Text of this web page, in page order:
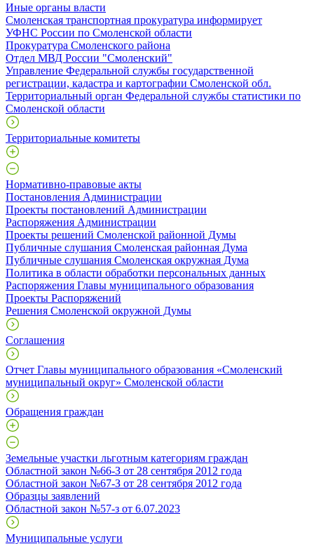
Иные органы власти
Смоленская транспортная прокуратура информирует
УФНС России по Смоленской области
Прокуратура Смоленского района
Отдел МВД России "Смоленский"
Управление Федеральной службы государственной
регистрации, кадастра и картографии Смоленской обл.
Территориальный орган Федеральной службы статистики по
Смоленской области
Территориальные комитеты
Нормативно-правовые акты
Постановления Администрации
Проекты постановлений Администрации
Распоряжения Администрации
Проекты решений Смоленской районной Думы
Публичные слушания Смоленская районная Дума
Публичные слушания Смоленская окружная Дума
Политика в области обработки персональных данных
Распоряжения Главы муниципального образования
Проекты Распоряжений
Решения Смоленской окружной Думы
Соглашения
Отчет Главы муниципального образования «Смоленский
муниципальный округ» Смоленской области
Обращения граждан
Земельные участки льготным категориям граждан
Областной закон №66-З от 28 сентября 2012 года
Областной закон №67-З от 28 сентября 2012 года
Образцы заявлений
Областной закон №57-з от 6.07.2023
Муниципальные услуги